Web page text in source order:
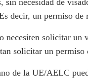
sin necesidad de
decir, un permiso
necesiten solicitar un
solicitar un permiso
de la UE/AELC